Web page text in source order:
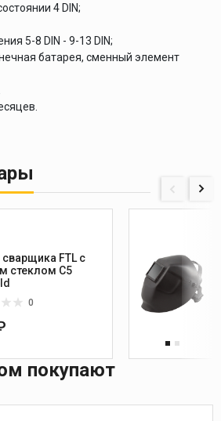
4 DIN;
5-8 DIN - 9-13 DIN;
батарея, сменный элемент
FTL c
стеклом C5
0
покупают